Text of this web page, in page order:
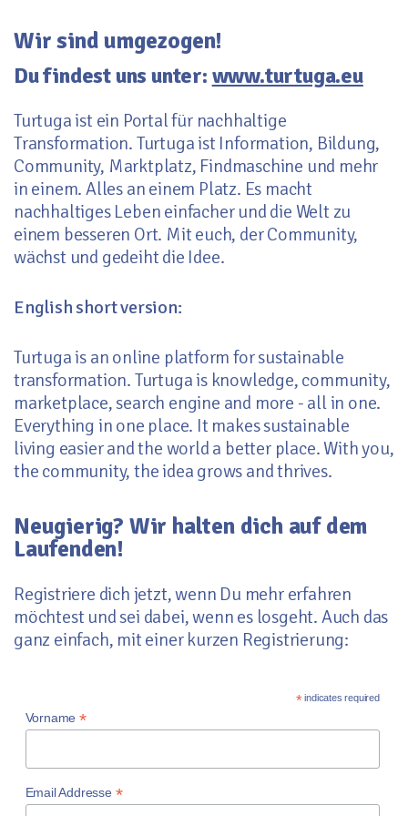
Wir sind umgezogen!
Du findest uns unter: www.turtuga.eu
Turtuga ist ein Portal für nachhaltige
Transformation. Turtuga ist Information, Bildung,
Community, Marktplatz, Findmaschine und mehr
in einem. Alles an einem Platz. Es macht
nachhaltiges Leben einfacher und die Welt zu
einem besseren Ort. Mit euch, der Community,
wächst und gedeiht die Idee.
English short version:
Turtuga is an online platform for sustainable
transformation. Turtuga is knowledge, community,
marketplace, search engine and more - all in one.
Everything in one place. It makes sustainable
living easier and the world a better place. With you,
the community, the idea grows and thrives.
Neugierig? Wir halten dich auf dem
Laufenden!
Registriere dich jetzt, wenn Du mehr erfahren
möchtest und sei dabei, wenn es losgeht. Auch das
ganz einfach, mit einer kurzen Registrierung:
*indicates required
Vorname *
Email Addresse *